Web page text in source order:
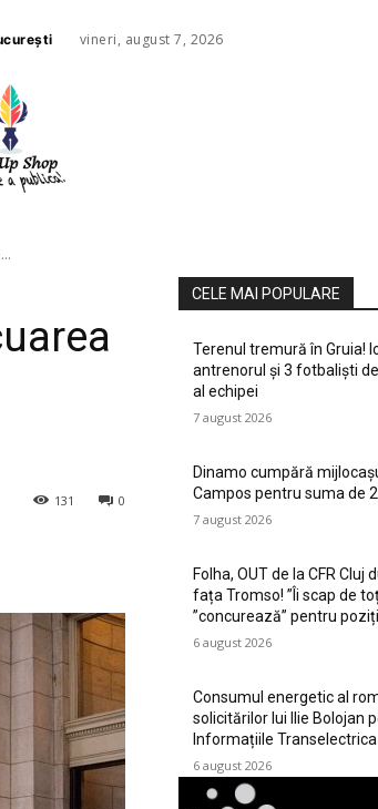
vineri, august 7, 2026
0
131
CELE MAI POPULARE
Terenul tremură în Gruia!
antrenorul și 3 fotbaliști de
al echipei
7 august 2026
Dinamo cumpără
Campos pentru suma de
7 august 2026
Folha, OUT de la CFR Cluj
fața Tromso! ”Îi scap de
”concurează” pentru
6 august 2026
Consumul energetic al
solicitărilor lui Ilie Bolojan
Informațiile Transelectrica
6 august 2026